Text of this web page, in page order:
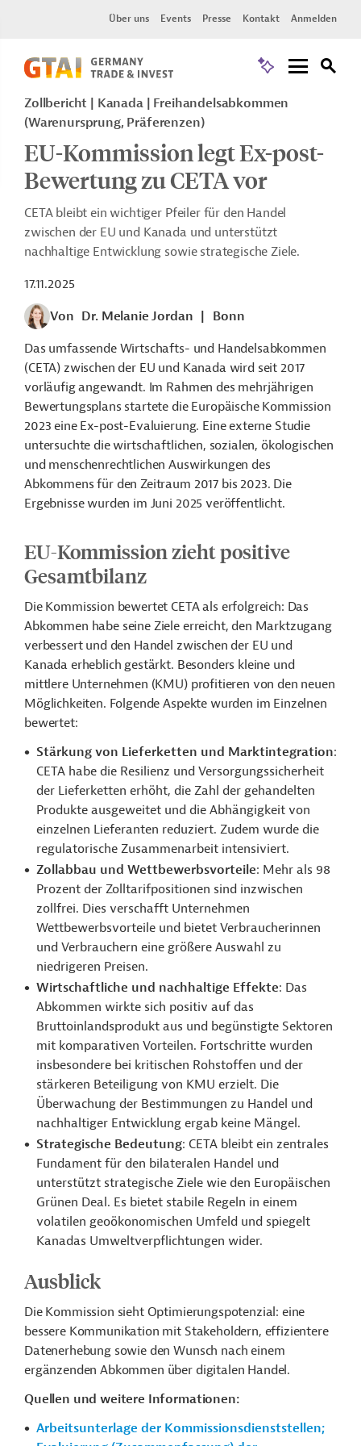
Über uns Events Presse Kontakt Anmelden
Zollbericht Kanada
Freihandelsabkommen
(Warenursprung, Präferenzen)
EU-Kommission legt Ex-post-
Bewertung zu CETA vor
CETA bleibt ein wichtiger Pfeiler für den Handel
zwischen der EU und Kanada und unterstützt
nachhaltige Entwicklung sowie strategische Ziele.
17.11.2025
Von Dr. Melanie Jordan
Bonn
Das umfassende Wirtschafts- und Handelsabkommen
(CETA) zwischen der EU und Kanada wird seit 2017
vorläufig angewandt. Im Rahmen des mehrjährigen
Bewertungsplans startete die Europäische Kommission
2023 eine Ex-post-Evaluierung. Eine externe Studie
untersuchte die wirtschaftlichen, sozialen, ökologischen
und menschenrechtlichen Auswirkungen des
Abkommens für den Zeitraum 2017 bis 2023. Die
Ergebnisse wurden im Juni 2025 veröffentlicht.
EU-Kommission zieht positive
Gesamtbilanz
Die Kommission bewertet CETA als erfolgreich: Das
Abkommen habe seine Ziele erreicht, den Marktzugang
verbessert und den Handel zwischen der EU und
Kanada erheblich gestärkt. Besonders kleine und
mittlere Unternehmen (KMU) profitieren von den neuen
Möglichkeiten. Folgende Aspekte wurden im Einzelnen
bewertet:
Stärkung von Lieferketten und Marktintegration:
CETA habe die Resilienz und Versorgungssicherheit
der Lieferketten erhöht, die Zahl der gehandelten
Produkte ausgeweitet und die Abhängigkeit von
einzelnen Lieferanten reduziert. Zudem wurde die
regulatorische Zusammenarbeit intensiviert.
Zollabbau und Wettbewerbsvorteile: Mehr als 98
Prozent der Zolltarifpositionen sind inzwischen
zollfrei. Dies verschafft Unternehmen
Wettbewerbsvorteile und bietet Verbraucherinnen
und Verbrauchern eine größere Auswahl zu
niedrigeren Preisen.
Wirtschaftliche und nachhaltige Effekte: Das
Abkommen wirkte sich positiv auf das
Bruttoinlandsprodukt aus und begünstigte Sektoren
mit komparativen Vorteilen. Fortschritte wurden
insbesondere bei kritischen Rohstoffen und der
stärkeren Beteiligung von KMU erzielt. Die
Überwachung der Bestimmungen zu Handel und
nachhaltiger Entwicklung ergab keine Mängel.
Strategische Bedeutung: CETA bleibt ein zentrales
Fundament für den bilateralen Handel und
unterstützt strategische Ziele wie den Europäischen
Grünen Deal. Es bietet stabile Regeln in einem
volatilen geoökonomischen Umfeld und spiegelt
Kanadas Umweltverpflichtungen wider.
Ausblick
Die Kommission sieht Optimierungspotenzial: eine
bessere Kommunikation mit Stakeholdern, effizientere
Datenerhebung sowie den Wunsch nach einem
ergänzenden Abkommen über digitalen Handel.
Quellen und weitere Informationen:
Arbeitsunterlage der Kommissionsdienststellen;